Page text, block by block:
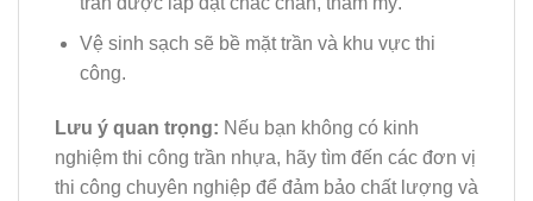
Vệ sinh sạch sẽ bề mặt trần và khu vực thi
công.
Lưu ý quan trọng: Nếu bạn không có kinh
nghiệm thi công trần nhựa, hãy tìm đến các đơn vị
thi công chuyên nghiệp để đảm bảo chất lượng và